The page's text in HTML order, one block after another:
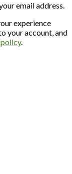
email address.
experience
your account, and
.